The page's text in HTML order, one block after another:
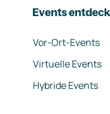
Events
Vor-Ort-Events
Virtuelle Events
Hybride Events